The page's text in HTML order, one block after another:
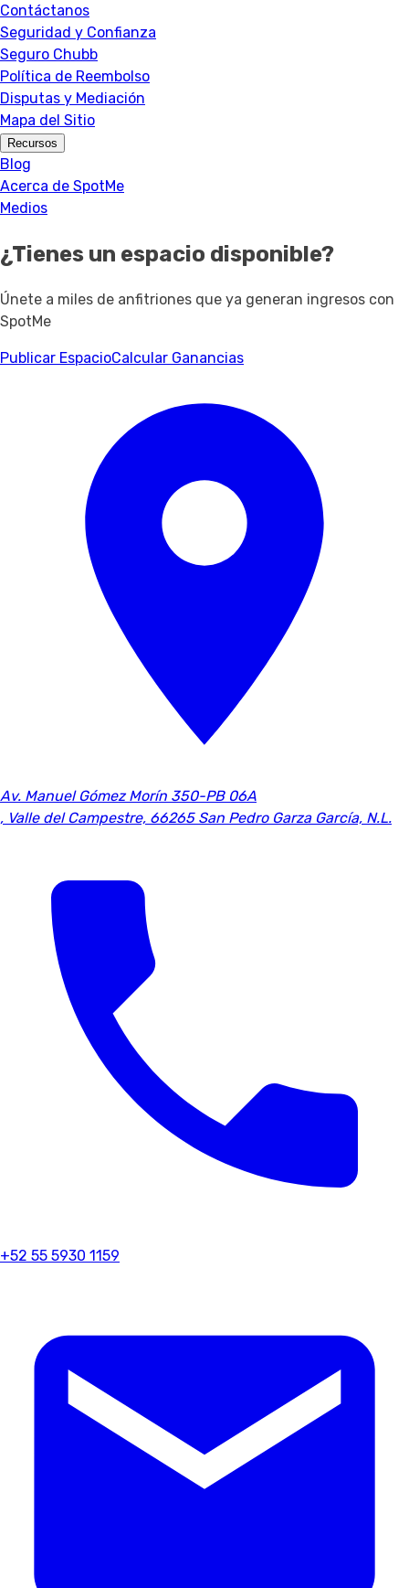
Contáctanos
Seguridad y Confianza
Seguro Chubb
Política de Reembolso
Disputas y Mediación
Mapa del Sitio
Recursos
Blog
Acerca de SpotMe
Medios
¿Tienes un espacio disponible?
Únete a miles de anfitriones que ya generan ingresos con
SpotMe
Publicar EspacioCalcular Ganancias
Av. Manuel Gómez Morín 350-PB 06A
, Valle del Campestre, 66265 San Pedro Garza García, N.L.
+52 55 5930 1159